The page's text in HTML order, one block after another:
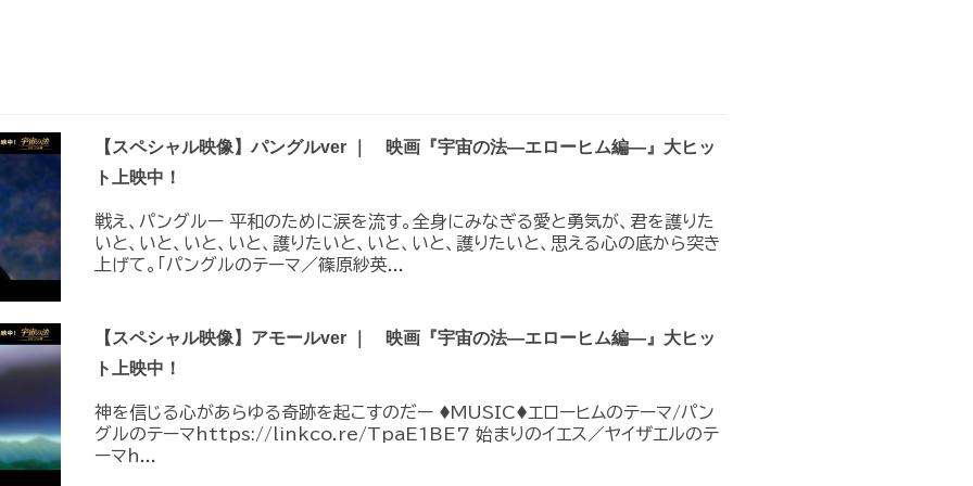
【スペシャル映像】パングルver ｜ 映画『宇宙の法―エローヒム編―』大ヒッ
ト上映中！
戦え、パングルー 平和のために涙を流す。全身にみなぎる愛と勇気が、君を護りた
いと、いと、いと、いと、護りたいと、いと、いと、護りたいと、思える心の底から突き
上げて。「パングルのテーマ／篠原紗英...
【スペシャル映像】アモールver ｜ 映画『宇宙の法―エローヒム編―』大ヒッ
ト上映中！
神を信じる心があらゆる奇跡を起こすのだー ♦︎MUSIC♦︎エローヒムのテーマ/パン
グルのテーマhttps://linkco.re/TpaE1BE7 始まりのイエス／ヤイザエルのテ
ーマh...